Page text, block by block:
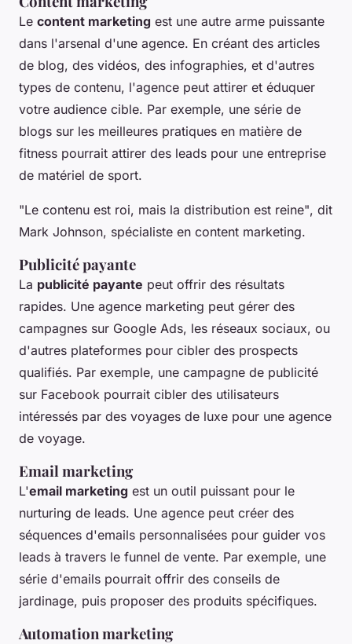
Le content marketing est une autre arme puissante
dans l'arsenal d'une agence. En créant des articles
de blog, des vidéos, des infographies, et d'autres
types de contenu, l'agence peut attirer et éduquer
votre audience cible. Par exemple, une série de
blogs sur les meilleures pratiques en matière de
fitness pourrait attirer des leads pour une entreprise
de matériel de sport.
"Le contenu est roi, mais la distribution est reine", dit
Mark Johnson, spécialiste en content marketing.
Publicité payante
La publicité payante peut offrir des résultats
rapides. Une agence marketing peut gérer des
campagnes sur Google Ads, les réseaux sociaux, ou
d'autres plateformes pour cibler des prospects
qualifiés. Par exemple, une campagne de publicité
sur Facebook pourrait cibler des utilisateurs
intéressés par des voyages de luxe pour une agence
de voyage.
Email marketing
L'email marketing est un outil puissant pour le
nurturing de leads. Une agence peut créer des
séquences d'emails personnalisées pour guider vos
leads à travers le funnel de vente. Par exemple, une
série d'emails pourrait offrir des conseils de
jardinage, puis proposer des produits spécifiques.
Automation marketing